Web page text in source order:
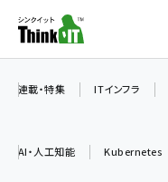
ン
連載・特集 ITインフラ
AI・人工知能 Kubernetes